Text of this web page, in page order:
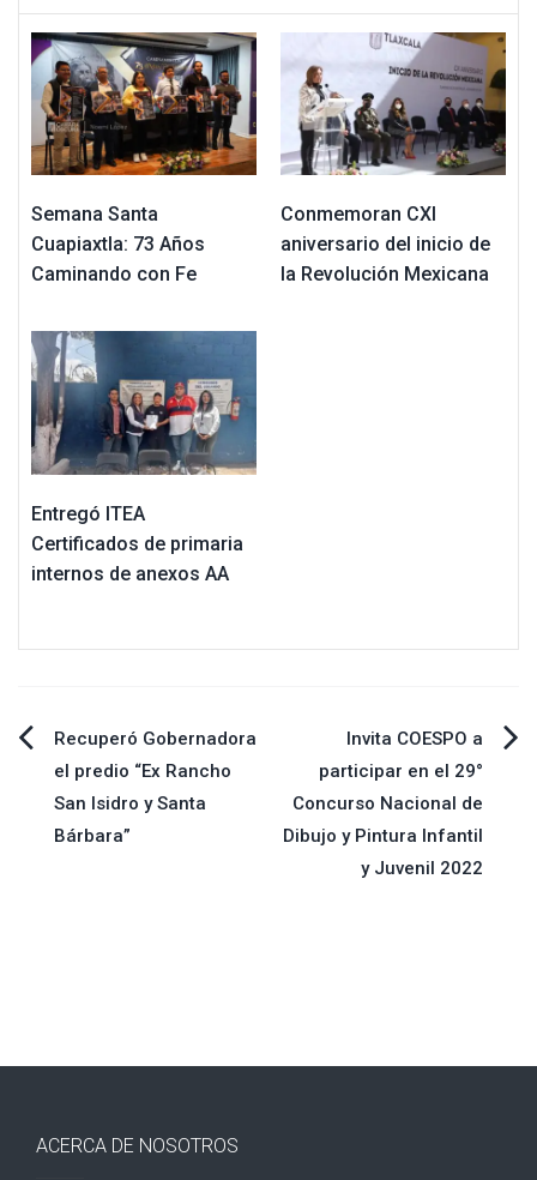
Semana Santa
Cuapiaxtla: 73 Años
Caminando con Fe
Conmemoran CXI
aniversario del inicio de
la Revolución Mexicana
Entregó ITEA
Certificados de primaria
internos de anexos AA
Navegación
de
entradas
Recuperó Gobernadora
el predio “Ex Rancho
San Isidro y Santa
Bárbara”
Invita COESPO a
participar en el 29°
Concurso Nacional de
Dibujo y Pintura Infantil
y Juvenil 2022
ACERCA DE NOSOTROS